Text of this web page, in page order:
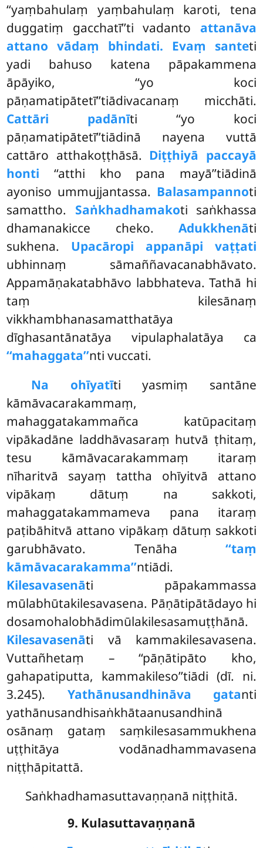
‘‘yaṃbahulaṃ yaṃbahulaṃ karoti, tena
duggatiṃ gacchatī’’ti vadanto attanāva
attano vādaṃ bhindati. Evaṃ santeti
yadi bahuso katena pāpakammena
āpāyiko, ‘‘yo koci
pāṇamatipātetī’’tiādivacanaṃ micchāti.
Cattāri padānīti ‘‘yo koci
pāṇamatipātetī’’tiādinā nayena vuttā
cattāro atthakoṭṭhāsā. Diṭṭhiyā paccayā
honti ‘‘atthi kho pana mayā’’tiādinā
ayoniso ummujjantassa. Balasampannoti
samattho. Saṅkhadhamakoti saṅkhassa
dhamanakicce cheko. Adukkhenāti
sukhena. Upacāropi appanāpi vaṭṭati
ubhinnaṃ sāmaññavacanabhāvato.
Appamāṇakatabhāvo labbhateva. Tathā hi
taṃ kilesānaṃ
vikkhambhanasamatthatāya
dīghasantānatāya vipulaphalatāya ca
‘‘mahaggata’’nti vuccati.
Na ohīyatīti yasmiṃ santāne
kāmāvacarakammaṃ,
mahaggatakammañca katūpacitaṃ
vipākadāne laddhāvasaraṃ hutvā ṭhitaṃ,
tesu kāmāvacarakammaṃ itaraṃ
nīharitvā sayaṃ tattha ohīyitvā attano
vipākaṃ dātuṃ na sakkoti,
mahaggatakammameva pana itaraṃ
paṭibāhitvā attano vipākaṃ dātuṃ sakkoti
garubhāvato. Tenāha ‘‘taṃ
kāmāvacarakamma’’ntiādi.
Kilesavasenāti pāpakammassa
mūlabhūtakilesavasena. Pāṇātipātādayo hi
dosamohalobhādimūlakilesasamuṭṭhānā.
Kilesavasenāti vā kammakilesavasena.
Vuttañhetaṃ – ‘‘pāṇātipāto kho,
gahapatiputta, kammakileso’’tiādi (dī. ni.
3.245). Yathānusandhināva gatanti
yathānusandhisaṅkhātaanusandhinā
osānaṃ gataṃ saṃkilesasammukhena
uṭṭhitāya vodānadhammavasena
niṭṭhāpitattā.
Saṅkhadhamasuttavaṇṇanā niṭṭhitā.
9. Kulasuttavaṇṇanā